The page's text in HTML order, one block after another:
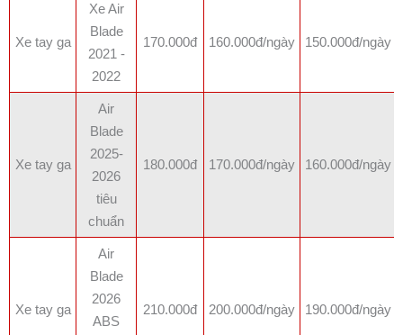
Xe tay ga
Xe Air
Blade
2021 -
2022
170.000đ 160.000đ/ngày 150.000đ/ngày
Xe tay ga
Air
Blade
2025-
2026
tiêu
chuẩn
180.000đ 170.000đ/ngày 160.000đ/ngày
Xe tay ga
Air
Blade
2026
ABS
210.000đ 200.000đ/ngày 190.000đ/ngày